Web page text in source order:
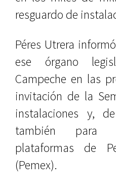
resguardo de
Péres Utrera
ese órgano
Campeche en las
invitación de la
instalaciones y,
también para
plataformas de
(Pemex).